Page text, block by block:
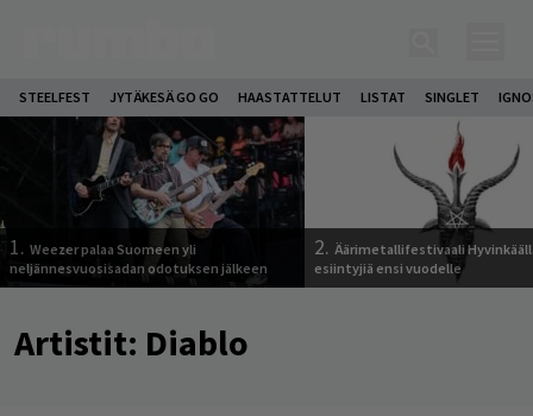
STEELFEST JYTÄKESÄ GO GO HAASTATTELUT LISTAT SINGLET
1. Weezer palaa Suomeen yli
neljännesvuosisadan odotuksen jälkeen
2. Äärimetallifestivaali
esiintyjiä ensi vuodelle
Artistit: Diablo